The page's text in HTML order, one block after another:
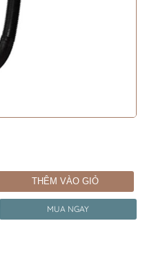
THÊM VÀO GIỎ
MUA NGAY